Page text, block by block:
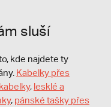
sluší
kde najdete ty
Kabelky přes
, lesklé a
, pánské tašky přes